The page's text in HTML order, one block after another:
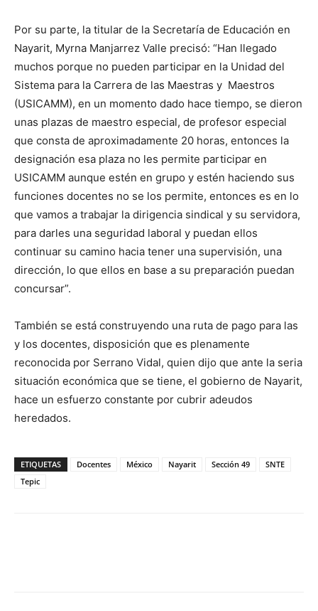
Por su parte, la titular de la Secretaría de Educación en
Nayarit, Myrna Manjarrez Valle precisó: “Han llegado
muchos porque no pueden participar en la Unidad del
Sistema para la Carrera de las Maestras y Maestros
(USICAMM), en un momento dado hace tiempo, se dieron
unas plazas de maestro especial, de profesor especial
que consta de aproximadamente 20 horas, entonces la
designación esa plaza no les permite participar en
USICAMM aunque estén en grupo y estén haciendo sus
funciones docentes no se los permite, entonces es en lo
que vamos a trabajar la dirigencia sindical y su servidora,
para darles una seguridad laboral y puedan ellos
continuar su camino hacia tener una supervisión, una
dirección, lo que ellos en base a su preparación puedan
concursar”.
También se está construyendo una ruta de pago para las
y los docentes, disposición que es plenamente
reconocida por Serrano Vidal, quien dijo que ante la seria
situación económica que se tiene, el gobierno de Nayarit,
hace un esfuerzo constante por cubrir adeudos
heredados.
ETIQUETAS Docentes México Nayarit Sección 49
SNTE
Tepic